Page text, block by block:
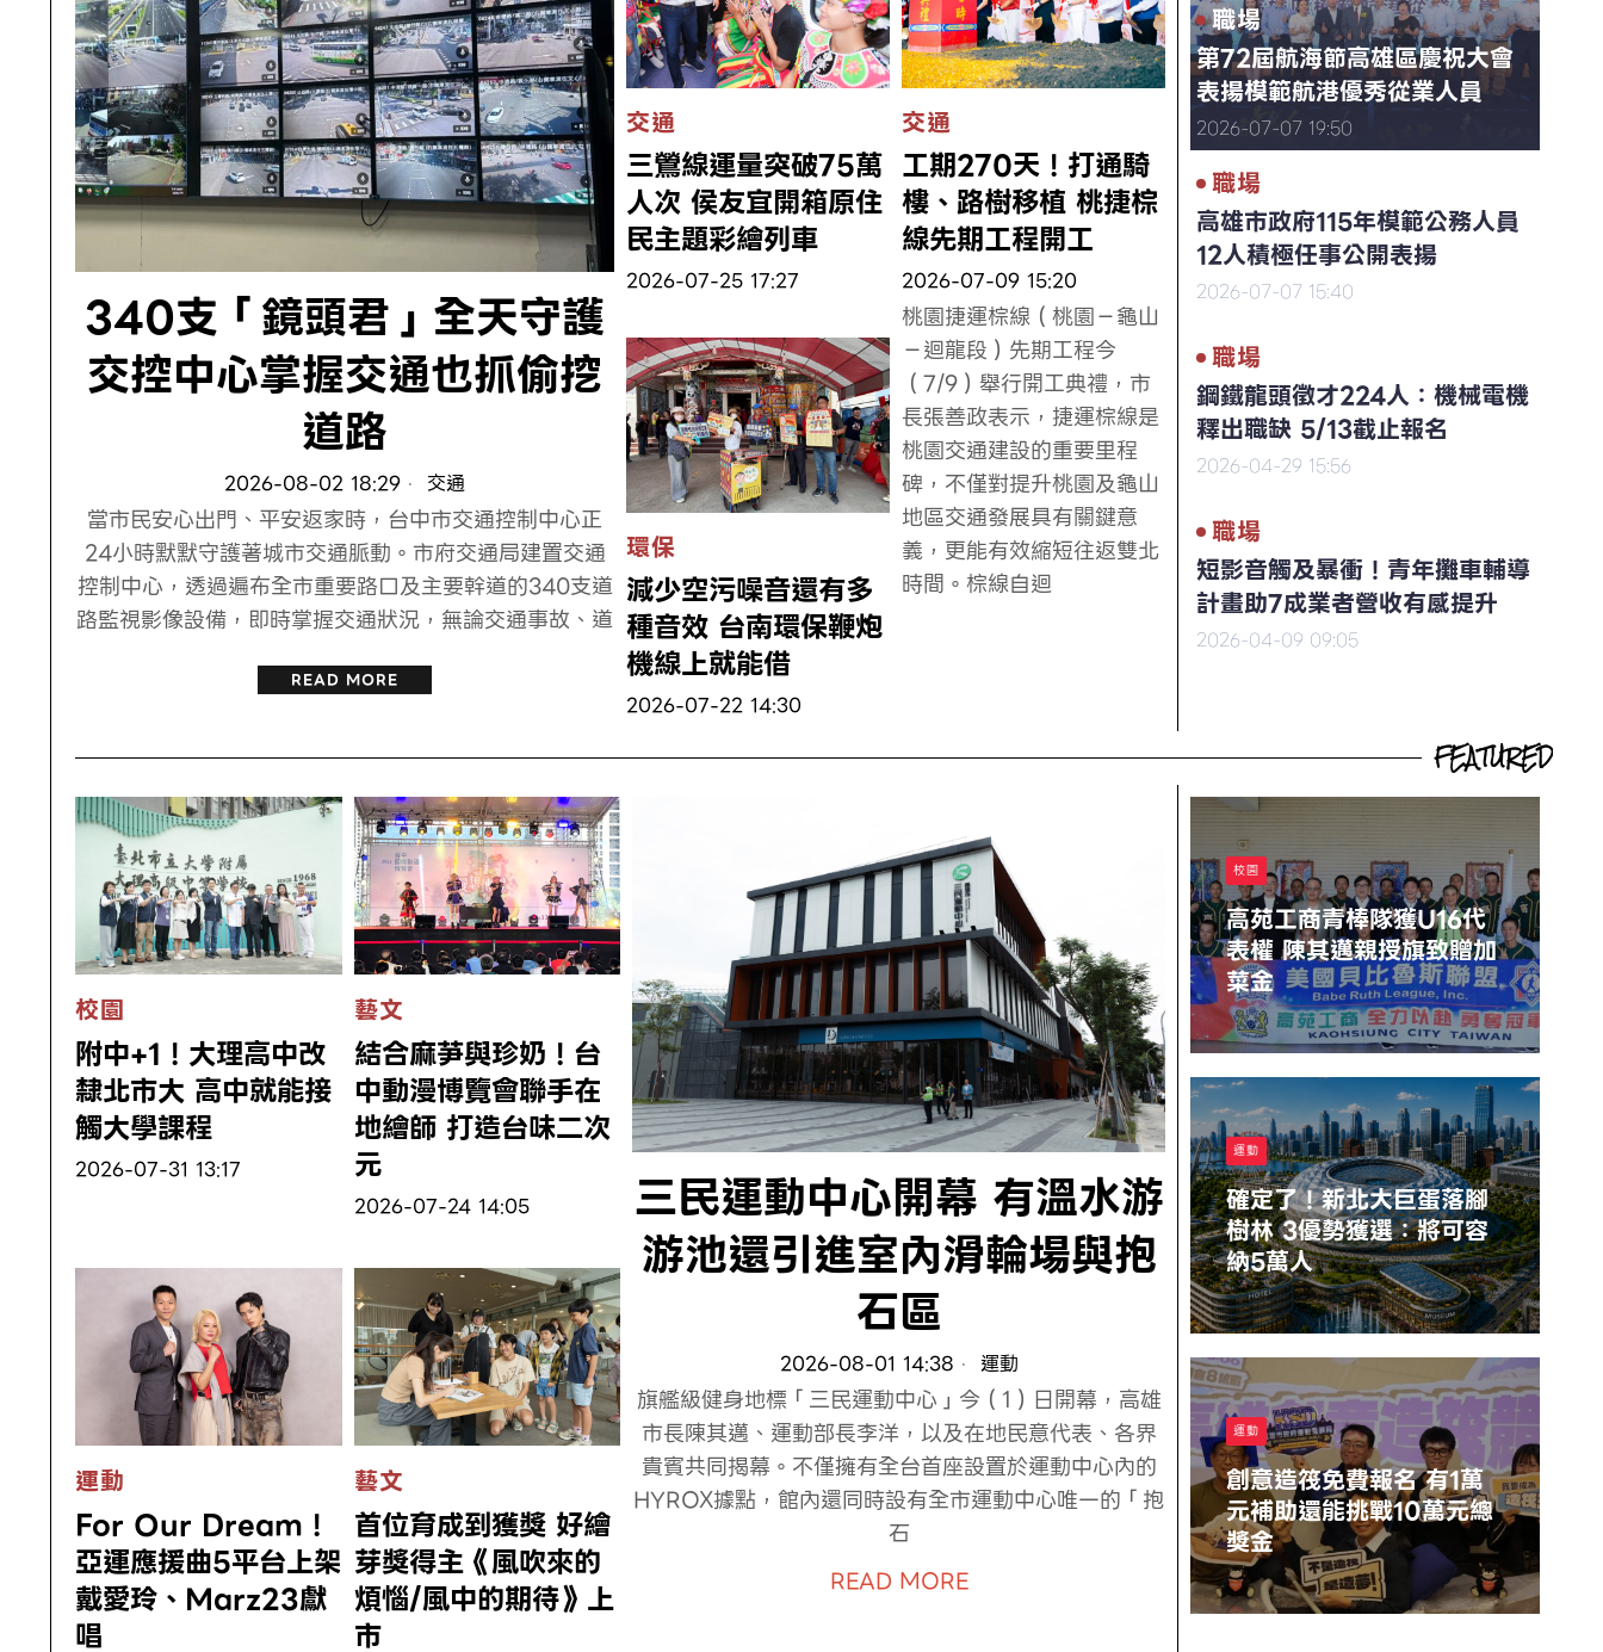
340支「鏡頭君」全天守護
交控中心掌握交通也抓偷挖
道路
2026-08-02 18:29 交通
當市民安心出門、平安返家時，台中市交通控制中心正
24小時默默守護著城市交通脈動。市府交通局建置交通
控制中心，透過遍布全市重要路口及主要幹道的340支道
路監視影像設備，即時掌握交通狀況，無論交通事故、道
READ MORE
交通
三鶯線運量突破75萬
人次 侯友宜開箱原住
民主題彩繪列車
2026-07-25 17:27
環保
減少空污噪音還有多
種音效 台南環保鞭炮
機線上就能借
2026-07-22 14:30
交通
工期270天！打通騎
樓、路樹移植 桃捷棕
線先期工程開工
2026-07-09 15:20
桃園捷運棕線（桃園－龜山
－迴龍段）先期工程今
（7/9）舉行開工典禮，市
長張善政表示，捷運棕線是
桃園交通建設的重要里程
碑，不僅對提升桃園及龜山
地區交通發展具有關鍵意
義，更能有效縮短往返雙北
時間。棕線自迴
職場
第72屆航海節高雄區慶祝大會
表揚模範航港優秀從業人員
2026-07-07 19:50
職場
高雄市政府115年模範公務人員
12人積極任事公開表揚
2026-07-07 15:40
職場
鋼鐵龍頭徵才224人：機械電機
釋出職缺 5/13截止報名
2026-04-29 15:56
職場
短影音觸及暴衝！青年攤車輔導
計畫助7成業者營收有感提升
2026-04-09 09:05
FEATURED
校園
附中+1！大理高中改
隸北市大 高中就能接
觸大學課程
2026-07-31 13:17
藝文
結合麻芛與珍奶！台
中動漫博覽會聯手在
地繪師 打造台味二次
元
2026-07-24 14:05
運動
For Our Dream！
亞運應援曲5平台上架
戴愛玲、Marz23獻
唱
藝文
首位育成到獲獎 好繪
芽獎得主《風吹來的
煩惱/風中的期待》上
市
三民運動中心開幕 有溫水游
游池還引進室內滑輪場與抱
石區
2026-08-01 14:38 運動
旗艦級健身地標「三民運動中心」今（1）日開幕，高雄
市長陳其邁、運動部長李洋，以及在地民意代表、各界
貴賓共同揭幕。不僅擁有全台首座設置於運動中心內的
HYROX據點，館內還同時設有全市運動中心唯一的「抱
石
READ MORE
校園
高苑工商青棒隊獲U16代
表權 陳其邁親授旗致贈加
菜金
Stephen
Chow
運動
確定了！新北大巨蛋落腳
樹林 3優勢獲選：將可容
納5萬人
Liu Kai
Lun
運動
創意造筏免費報名 有1萬
元補助還能挑戰10萬元總
獎金
Stephen
Chow